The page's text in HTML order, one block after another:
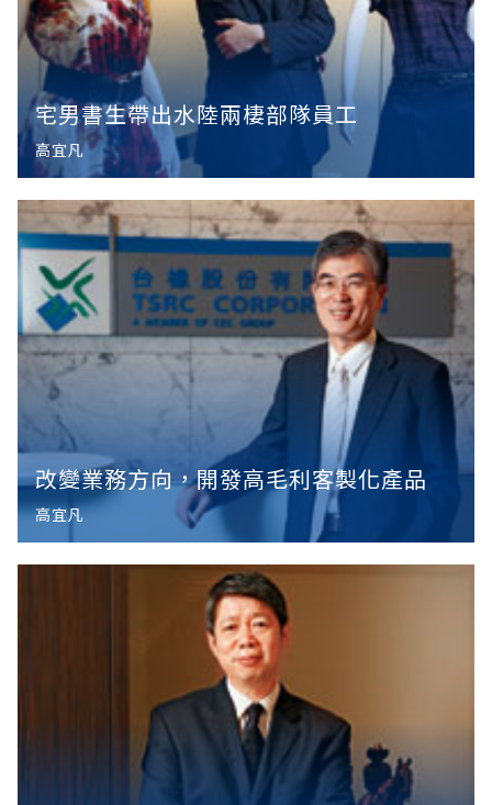
宅男書生帶出水陸兩棲部隊員工
高宜凡
改變業務方向，開發高毛利客製化產品
高宜凡